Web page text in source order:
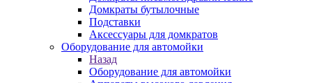
Домкраты бутылочные
Подставки
Аксессуары для домкратов
Оборудование для автомойки
Назад
Оборудование для автомойки